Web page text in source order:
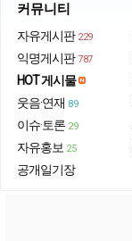
커뮤니티
자유게시판 229
익명게시판 787
HOT 게시물
웃음·연재 89
이슈·토론 29
자유홍보 25
공개일기장